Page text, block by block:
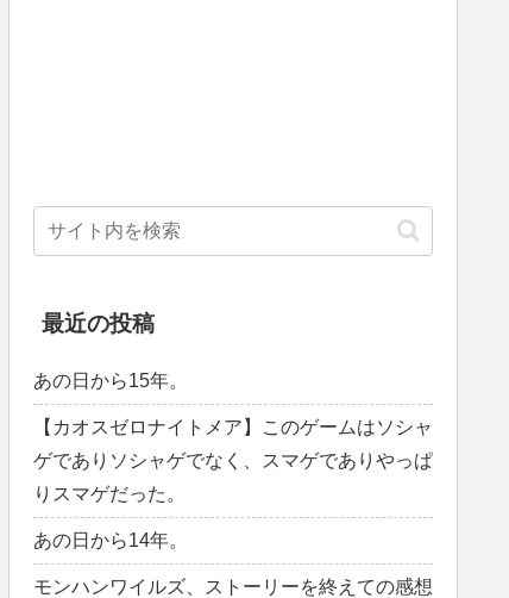
最近の投稿
あの日から15年。
【カオスゼロナイトメア】このゲームはソシャ
ゲでありソシャゲでなく、スマゲでありやっぱ
りスマゲだった。
あの日から14年。
モンハンワイルズ、ストーリーを終えての感想